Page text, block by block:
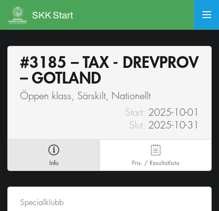
#3185 – TAX - DREVPROV
– GOTLAND
Öppen klass, Särskilt, Nationellt
Start: 2025-10-01
Slut: 2025-10-31
Info Pris- / Resultatlista
Specialklubb